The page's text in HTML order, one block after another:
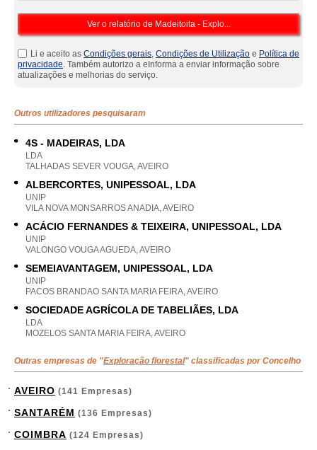
Li e aceito as Condições gerais, Condições de Utilização e Política de
privacidade. Também autorizo a eInforma a enviar informação sobre
atualizações e melhorias do serviço.
Outros utilizadores pesquisaram
4S - MADEIRAS, LDA
LDA
TALHADAS SEVER VOUGA, AVEIRO
ALBERCORTES, UNIPESSOAL, LDA
UNIP
VILA NOVA MONSARROS ANADIA, AVEIRO
ACÁCIO FERNANDES & TEIXEIRA, UNIPESSOAL, LDA
UNIP
VALONGO VOUGA AGUEDA, AVEIRO
SEMEIAVANTAGEM, UNIPESSOAL, LDA
UNIP
PACOS BRANDAO SANTA MARIA FEIRA, AVEIRO
SOCIEDADE AGRÍCOLA DE TABELIÃES, LDA
LDA
MOZELOS SANTA MARIA FEIRA, AVEIRO
Outras empresas de "Exploração florestal" classificadas por Concelho
AVEIRO (141 Empresas)
SANTARÉM (136 Empresas)
COIMBRA (124 Empresas)